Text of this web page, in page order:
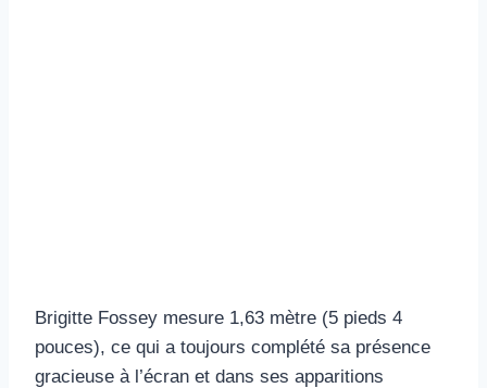
Brigitte Fossey mesure 1,63 mètre (5 pieds 4
pouces), ce qui a toujours complété sa présence
gracieuse à l’écran et dans ses apparitions